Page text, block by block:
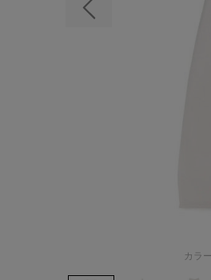
前の画像
カラ